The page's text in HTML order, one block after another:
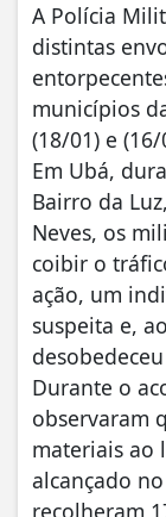
A Polícia
distintas
municípios
(18/01) e (16/
Em Ubá,
Bairro da
Neves, os
coibir o
ação, um
suspeita e,
Durante o
observaram
materiais ao
alcançado